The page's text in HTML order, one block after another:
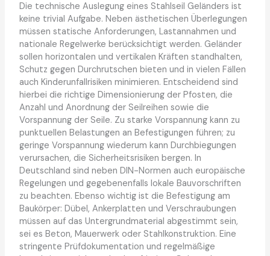
Die technische Auslegung eines Stahlseil Geländers ist
keine trivial Aufgabe. Neben ästhetischen Überlegungen
müssen statische Anforderungen, Lastannahmen und
nationale Regelwerke berücksichtigt werden. Geländer
sollen horizontalen und vertikalen Kräften standhalten,
Schutz gegen Durchrutschen bieten und in vielen Fällen
auch Kinderunfallrisiken minimieren. Entscheidend sind
hierbei die richtige Dimensionierung der Pfosten, die
Anzahl und Anordnung der Seilreihen sowie die
Vorspannung der Seile. Zu starke Vorspannung kann zu
punktuellen Belastungen an Befestigungen führen; zu
geringe Vorspannung wiederum kann Durchbiegungen
verursachen, die Sicherheitsrisiken bergen. In
Deutschland sind neben DIN-Normen auch europäische
Regelungen und gegebenenfalls lokale Bauvorschriften
zu beachten. Ebenso wichtig ist die Befestigung am
Baukörper: Dübel, Ankerplatten und Verschraubungen
müssen auf das Untergrundmaterial abgestimmt sein,
sei es Beton, Mauerwerk oder Stahlkonstruktion. Eine
stringente Prüfdokumentation und regelmäßige